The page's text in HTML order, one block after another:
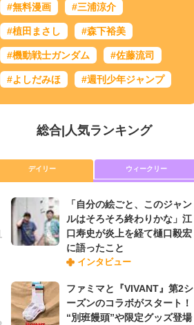
#無料漫画 #三浦涼介
#植田まさし #森下裕美
#機動戦士ガンダム #佐藤流司
#よしだみほ #週刊少年ジャンプ
総合| 人気ランキング
デイリー ウィークリー
「自分の絵ごと、このジャン
ルはそろそろ終わりかな」江
口寿史が炎上を経て樋口毅宏
に語ったこと
インタビュー
ファミマと『VIVANT』第2シ
ーズンのコラボがスタート！
“別班饅頭”や限定グッズ登場